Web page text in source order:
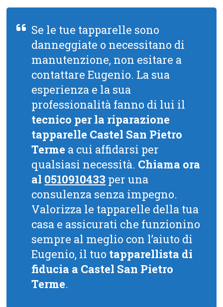
Se le tue tapparelle sono
danneggiate o necessitano di
manutenzione, non esitare a
contattare Eugenio. La sua
esperienza e la sua
professionalità fanno di lui il
tecnico per la riparazione
tapparelle Castel San Pietro
Terme a cui affidarsi per
qualsiasi necessità. Chiama ora
al 0510910433 per una
consulenza senza impegno.
Valorizza le tapparelle della tua
casa e assicurati che funzionino
sempre al meglio con l’aiuto di
Eugenio, il tuo tapparellista di
fiducia a Castel San Pietro
Terme.